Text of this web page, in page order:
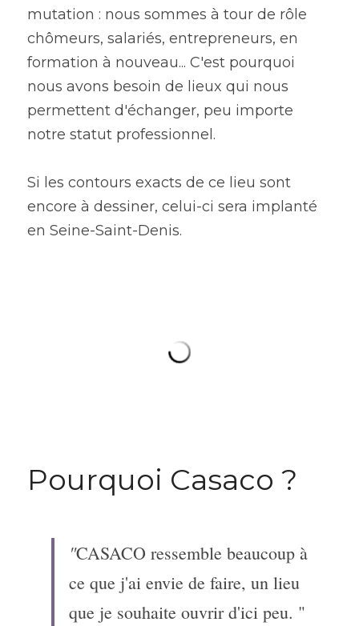
mutation : nous sommes à tour de rôle
chômeurs, salariés, entrepreneurs, en
formation à nouveau... C'est pourquoi
nous avons besoin de lieux qui nous
permettent d'échanger, peu importe
notre statut professionnel.
Si les contours exacts de ce lieu sont
encore à dessiner, celui-ci sera implanté
en Seine-Saint-Denis.
Pourquoi Casaco ?
"CASACO ressemble beaucoup à
ce que j'ai envie de faire, un lieu
que je souhaite ouvrir d'ici peu. "